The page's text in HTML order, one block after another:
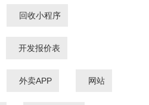
回收小程序
开发报价表
外卖APP 网站